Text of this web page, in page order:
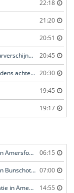
22:18
21:20
20:51
Brand in stoel ontdekt na melding van rook en vuurverschijnselen in portiekflat 20:45
Agent gewond en politieauto zwaar beschadigd tijdens achtervolging 20:30
19:45
19:17
Vlammen slaan hoog op bij brand in afvalberg in Amersfoort 06:15
Frontale botsing leidt tot meerdere gewonden in Bunschoten-Spakenburg 07:00
Brandweer redt jonge ganzen uit benarde situatie in Amersfoort 14:55